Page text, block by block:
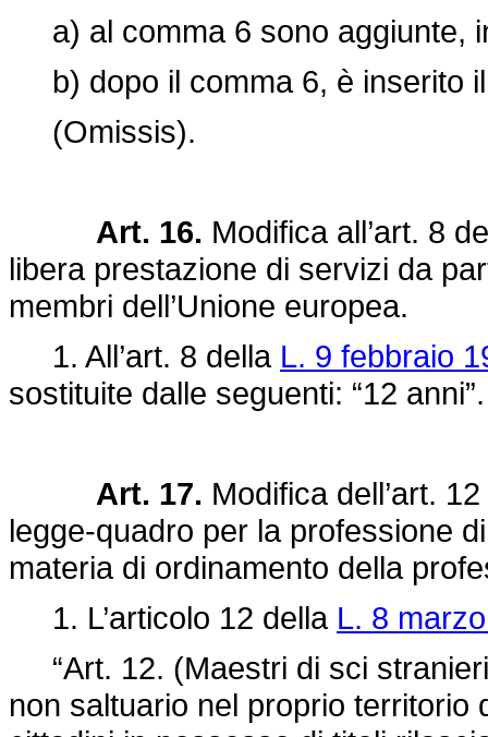
a) al comma 6 sono aggiunte,
b) dopo il comma 6, è inserito
(Omissis).
Art. 16. Modifica all’art. 8
libera prestazione di servizi da
membri dell’Unione europea.
1. All’art. 8 della L. 9 febbraio
sostituite dalle seguenti: “12 anni”.
Art. 17. Modifica dell’art.
legge-quadro per la professione
materia di ordinamento della
1. L’articolo 12 della L. 8
“Art. 12. (Maestri di sci
non saltuario nel proprio territorio